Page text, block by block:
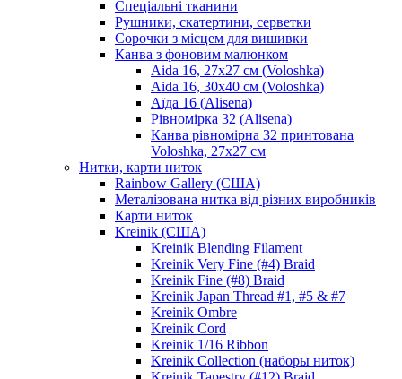
Спеціальні тканини
Рушники, скатертини, серветки
Сорочки з місцем для вишивки
Канва з фоновим малюнком
Aida 16, 27х27 см (Voloshka)
Aida 16, 30х40 см (Voloshka)
Аїда 16 (Alisena)
Рівномірка 32 (Alisena)
Канва рівномірна 32 принтована
Voloshka, 27х27 см
Нитки, карти ниток
Rainbow Gallery (США)
Металізована нитка від різних виробників
Карти ниток
Kreinik (США)
Kreinik Blending Filament
Kreinik Very Fine (#4) Braid
Kreinik Fine (#8) Braid
Kreinik Japan Thread #1, #5 & #7
Kreinik Ombre
Kreinik Cord
Kreinik 1/16 Ribbon
Kreinik Collection (наборы ниток)